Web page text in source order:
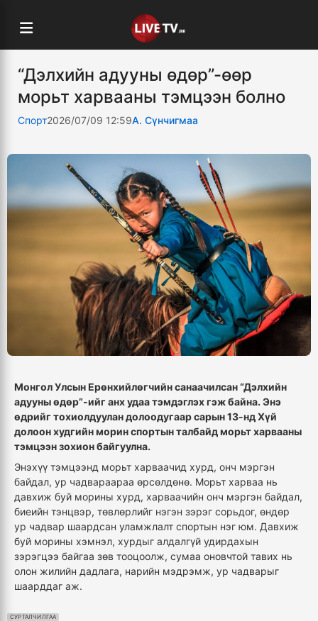
“Дэлхийн адууны өдөр”-өөр
морьт харвааны тэмцээн болно
Спорт2026/07/09 12:59А. Сүнчигмаа
Монгол Улсын Ерөнхийлөгчийн санаачилсан “Дэлхийн
адууны өдөр”-ийг анх удаа тэмдэглэх гэж байна. Энэ
өдрийг тохиолдуулан долоодугаар сарын 13-нд Хүй
долоон худгийн морин спортын талбайд морьт харвааны
тэмцээн зохион байгуулна.
Энэхүү тэмцээнд морьт харваачид хурд, онч мэргэн
байдал, ур чадвараараа өрсөлдөнө. Морьт харваа нь
давхиж буй морины хурд, харваачийн онч мэргэн байдал,
биеийн тэнцвэр, төвлөрлийг нэгэн зэрэг сорьдог, өндөр
ур чадвар шаардсан уламжлалт спортын нэг юм. Давхиж
буй морины хэмнэл, хурдыг алдалгүй удирдахын
зэрэгцээ байгаа зөв тооцоолж, сумаа оновчтой тавих нь
олон жилийн дадлага, нарийн мэдрэмж, ур чадварыг
шаарддаг аж.
СУРТАЛЧИЛГАА